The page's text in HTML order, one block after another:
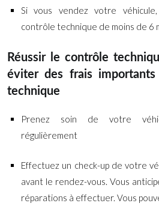
Si vous vendez votre
contrôle technique de moins de 6
Réussir le contrôle
éviter des frais
technique
Prenez soin de votre
régulièrement
Effectuez un check-up de votre
avant le rendez-vous. Vous
réparations à effectuer. Vous